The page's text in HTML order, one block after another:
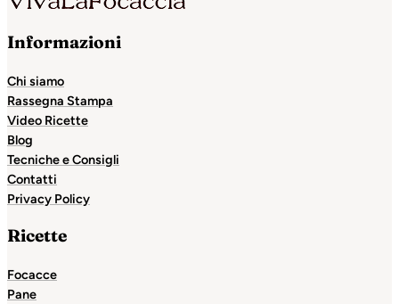
Informazioni
Chi siamo
Rassegna Stampa
Video Ricette
Blog
Tecniche e Consigli
Contatti
Privacy Policy
Ricette
Focacce
Pane